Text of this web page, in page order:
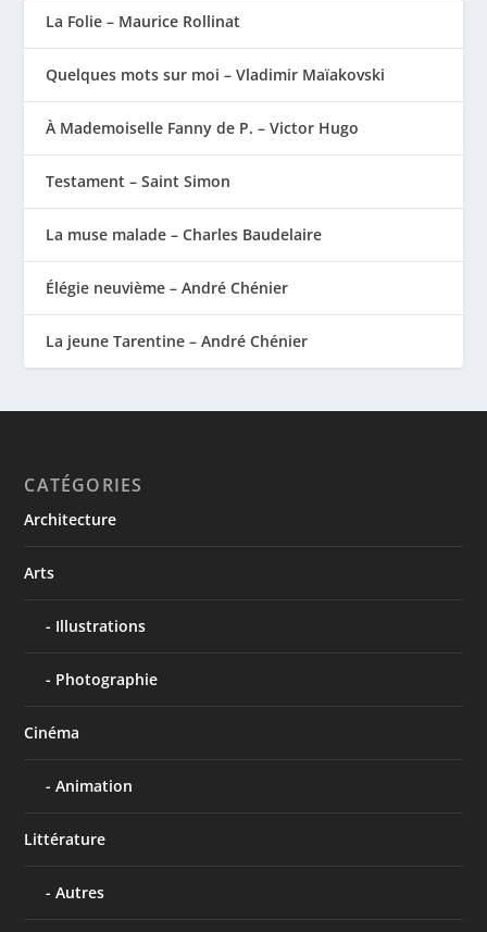
La Folie – Maurice Rollinat
Quelques mots sur moi – Vladimir Maïakovski
À Mademoiselle Fanny de P. – Victor Hugo
Testament – Saint Simon
La muse malade – Charles Baudelaire
Élégie neuvième – André Chénier
La jeune Tarentine – André Chénier
CATÉGORIES
Architecture
Arts
Illustrations
Photographie
Cinéma
Animation
Littérature
Autres